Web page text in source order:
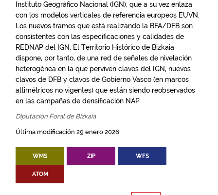
Instituto Geográfico Nacional (IGN), que a su vez enlaza
con los modelos verticales de referencia europeos EUVN.
Los nuevos tramos que está realizando la BFA/DFB son
consistentes con las especificaciones y calidades de
REDNAP del IGN. El Territorio Histórico de Bizkaia
dispone, por tanto, de una red de señales de nivelación
heterogénea en la que perviven clavos del IGN, nuevos
clavos de DFB y clavos de Gobierno Vasco (en marcos
altimétricos no vigentes) que están siendo reobservados
en las campañas de densificación NAP.
Diputación Foral de Bizkaia
Última modificación 29 enero 2026
WMS ZIP WFS
ATOM